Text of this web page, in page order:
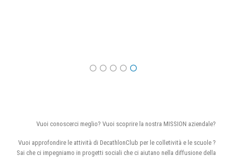
Vuoi conoscerci meglio? Vuoi scoprire la nostra MISSION aziendale?
Vuoi approfondire le attività di DecathlonClub per le colletività e le scuole ?
Sai che ci impegniamo in progetti sociali che ci aiutano nella diffusione della